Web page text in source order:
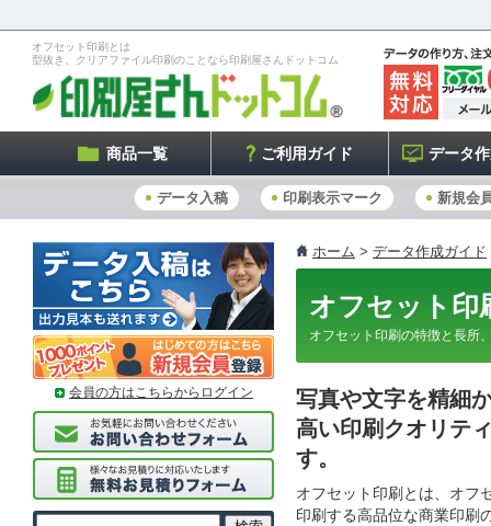
オフセット印刷とは
型抜き、クリアファイル印刷のことなら印刷屋さんドットコム
商品一覧 ご利用ガイド データ
データ入稿 印刷表示マーク 新規会
ホーム > データ作成ガイド
オフセット印
オフセット印刷の特徴と長所
写真や文字を精細
高い印刷クオリテ
す。
オフセット印刷とは、オフ
印刷する高品位な商業印刷
会員の方はこちらからログイン